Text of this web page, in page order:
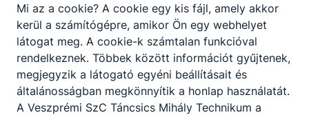
Mi az a cookie? A cookie egy kis fájl, amely akkor
kerül a számítógépre, amikor Ön egy webhelyet
látogat meg. A cookie-k számtalan funkcióval
rendelkeznek. Többek között információt gyűjtenek,
megjegyzik a látogató egyéni beállításait és
általánosságban megkönnyítik a honlap használatát.
A Veszprémi SzC Táncsics Mihály Technikum a